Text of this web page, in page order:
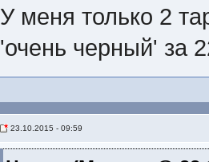
У меня только 2
'очень черный' за
23.10.2015 - 09:59